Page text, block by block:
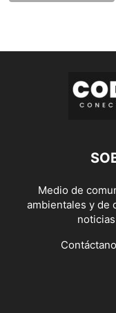
Medio de
ambientales y de